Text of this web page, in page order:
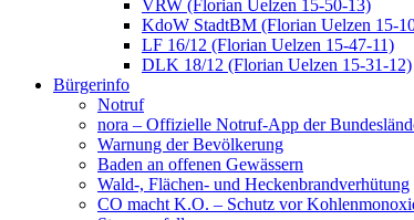
VRW (Florian Uelzen 15-50-13)
KdoW StadtBM (Florian Uelzen 15-
LF 16/12 (Florian Uelzen 15-47-11)
DLK 18/12 (Florian Uelzen 15-31-12)
Bürgerinfo
Notruf
nora – Offizielle Notruf-App der
Warnung der Bevölkerung
Baden an offenen Gewässern
Wald-, Flächen- und Heckenbrandverhütung
CO macht K.O. – Schutz vor